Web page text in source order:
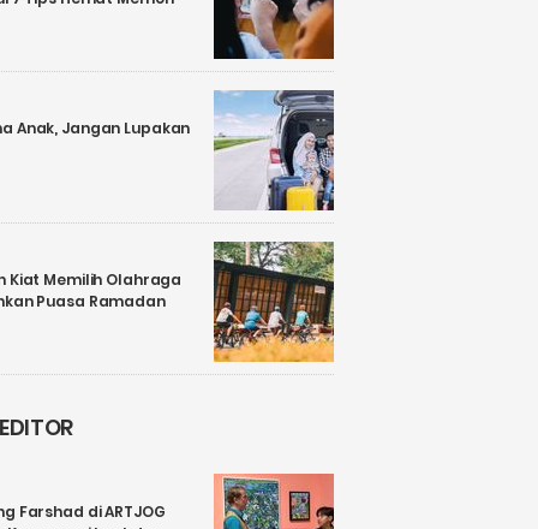
Anak, Jangan Lupakan
Kiat Memilih Olahraga
Puasa Ramadan
Farshad di ARTJOG